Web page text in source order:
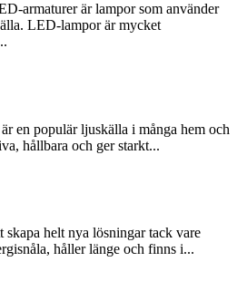
armaturer är lampor som använder
LED-lampor är mycket
en populär ljuskälla i många hem och
hållbara och ger starkt...
helt nya lösningar tack vare
håller länge och finns i...